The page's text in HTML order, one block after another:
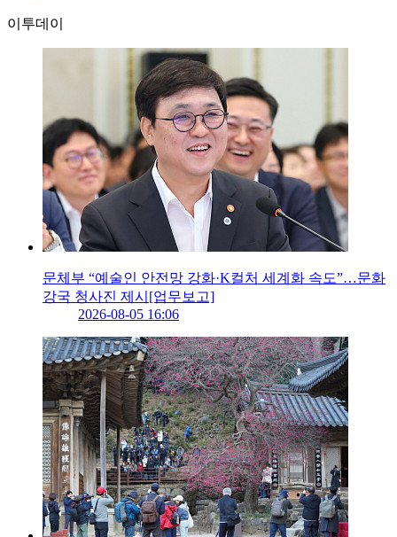
이투데이
문체부 “예술인 안전망 강화·K컬처 세계화 속도”…문화
강국 청사진 제시[업무보고]
2026-08-05 16:06